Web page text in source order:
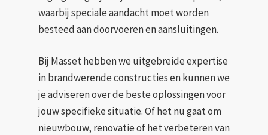
waarbij speciale aandacht moet worden
besteed aan doorvoeren en aansluitingen.
Bij Masset hebben we uitgebreide expertise
in brandwerende constructies en kunnen we
je adviseren over de beste oplossingen voor
jouw specifieke situatie. Of het nu gaat om
nieuwbouw, renovatie of het verbeteren van